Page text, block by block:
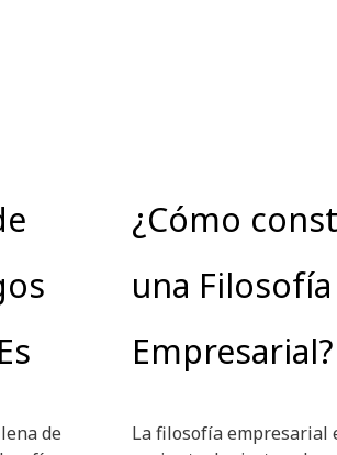
de
¿Cómo
una Filosofía
Empresarial?
La filosofía empresarial